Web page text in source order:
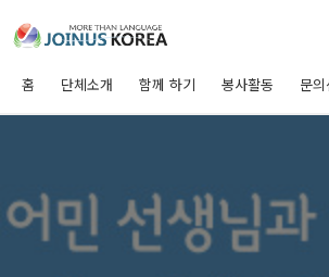
홈 단체소개 함께 하기 봉사활동 문